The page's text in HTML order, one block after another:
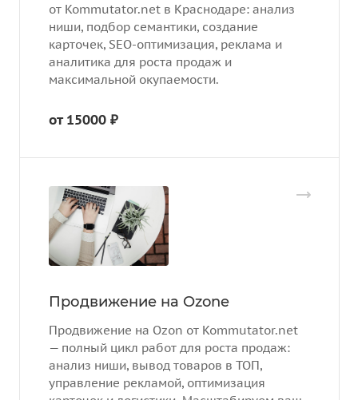
от Kommutator.net в Краснодаре: анализ
ниши, подбор семантики, создание
карточек, SEO-оптимизация, реклама и
аналитика для роста продаж и
максимальной окупаемости.
от 15000 ₽
Продвижение на Ozone
Продвижение на Ozon от Kommutator.net
— полный цикл работ для роста продаж:
анализ ниши, вывод товаров в ТОП,
управление рекламой, оптимизация